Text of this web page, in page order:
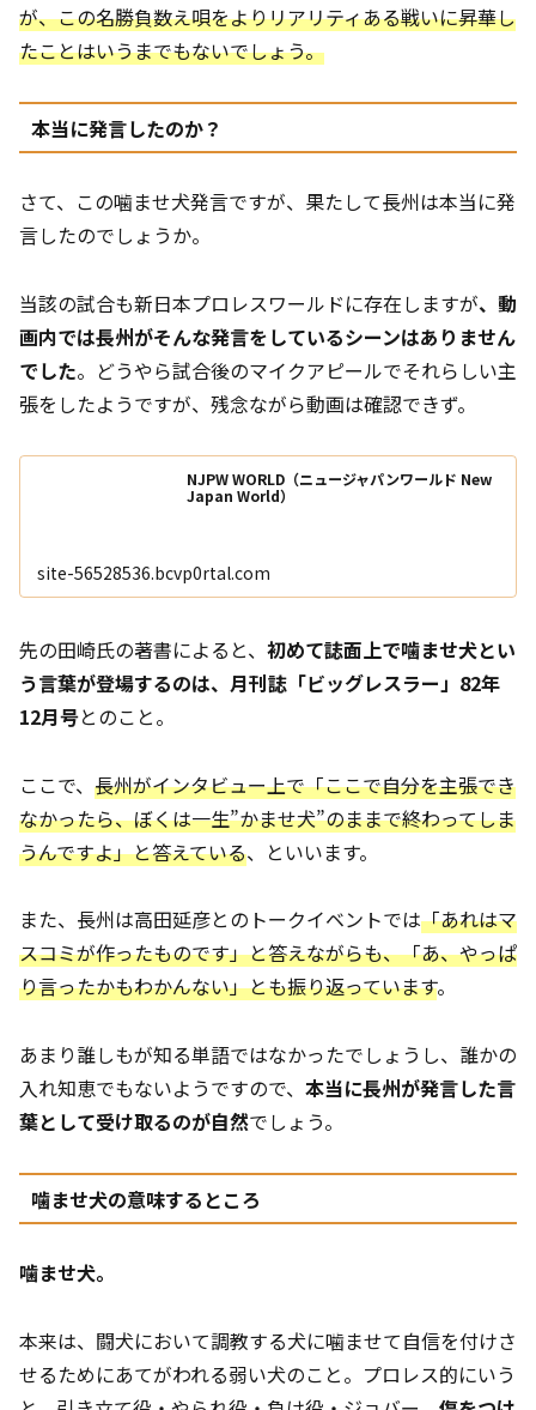
が、この名勝負数え唄をよりリアリティある戦いに昇華し
たことはいうまでもないでしょう。
本当に発言したのか？
さて、この噛ませ犬発言ですが、果たして長州は本当に発
言したのでしょうか。
当該の試合も新日本プロレスワールドに存在しますが、動
画内では長州がそんな発言をしているシーンはありません
でした。どうやら試合後のマイクアピールでそれらしい主
張をしたようですが、残念ながら動画は確認できず。
NJPW WORLD（ニュージャパンワールド New
Japan World）
site-56528536.bcvp0rtal.com
先の田崎氏の著書によると、 初めて誌面上で噛ませ犬とい
う言葉が登場するのは、月刊誌「ビッグレスラー」82年
12月号とのこと。
ここで、 長州がインタビュー上で「ここで自分を主張でき
なかったら、ぼくは一生”かませ犬”のままで終わってしま
うんですよ」と答えている、といいます。
また、長州は高田延彦とのトークイベントでは「あれはマ
スコミが作ったものです」と答えながらも、「あ、やっぱ
り言ったかもわかんない」とも振り返っています。
あまり誰しもが知る単語ではなかったでしょうし、誰かの
入れ知恵でもないようですので、 本当に長州が発言した言
葉として受け取るのが自然でしょう。
噛ませ犬の意味するところ
噛ませ犬。
本来は、闘犬において調教する犬に噛ませて自信を付けさ
せるためにあてがわれる弱い犬のこと。プロレス的にいう